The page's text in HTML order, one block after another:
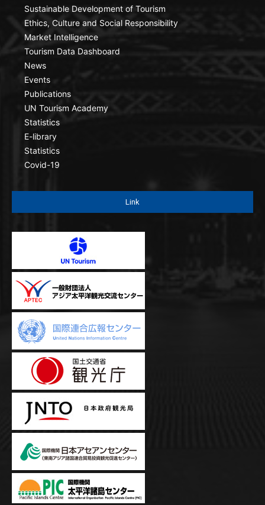
Sustainable Development of Tourism
Ethics, Culture and Social Responsibility
Market Intelligence
Tourism Data Dashboard
News
Events
Publications
UN Tourism Academy
Statistics
E-library
Statistics
Covid-19
Link